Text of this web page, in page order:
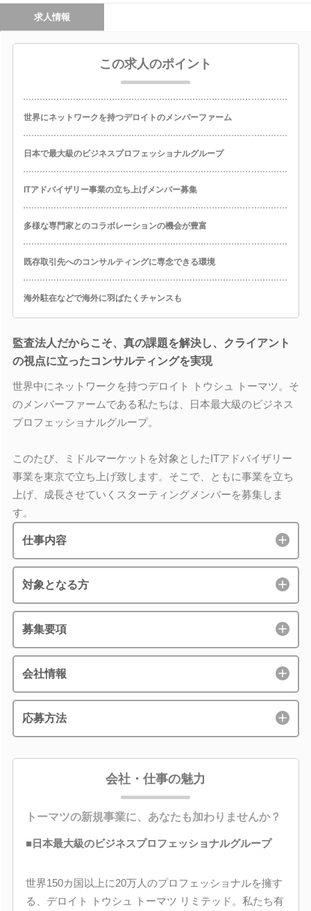
求人情報
この求人のポイント
世界にネットワークを持つデロイトのメンバーファーム
日本で最大級のビジネスプロフェッショナルグループ
ITアドバイザリー事業の立ち上げメンバー募集
多様な専門家とのコラボレーションの機会が豊富
既存取引先へのコンサルティングに専念できる環境
海外駐在などで海外に羽ばたくチャンスも
監査法人だからこそ、真の課題を解決し、クライアント
の視点に立ったコンサルティングを実現
世界中にネットワークを持つデロイト トウシュ トーマツ。そ
のメンバーファームである私たちは、日本最大級のビジネス
プロフェッショナルグループ。
このたび、ミドルマーケットを対象としたITアドバイザリー
事業を東京で立ち上げ致します。そこで、ともに事業を立ち
上げ、成長させていくスターティングメンバーを募集しま
す。
仕事内容
対象となる方
募集要項
会社情報
応募方法
会社・仕事の魅力
トーマツの新規事業に、あなたも加わりませんか？
■日本最大級のビジネスプロフェッショナルグループ
世界150カ国以上に20万人のプロフェッショナルを擁す
る、デロイト トウシュ トーマツ リミテッド。私たち有